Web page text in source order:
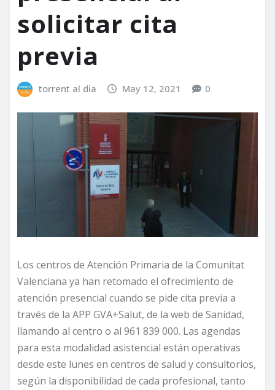
solicitar cita
previa
torrent al dia May 12, 2021 0
Los centros de Atención Primaria de la Comunitat
Valenciana ya han retomado el ofrecimiento de
atención presencial cuando se pide cita previa a
través de la APP GVA+Salut, de la web de Sanidad,
llamando al centro o al 961 839 000. Las agendas
para esta modalidad asistencial están operativas
desde este lunes en centros de salud y consultorios,
según la disponibilidad de cada profesional, tanto